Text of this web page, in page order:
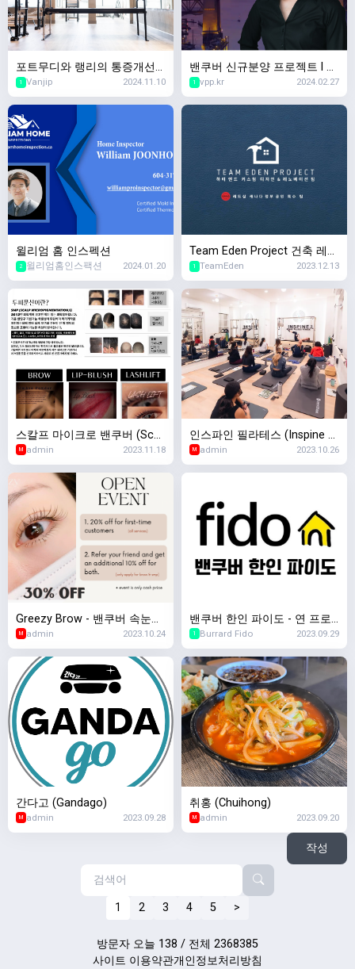
포트무디와 랭리의 통증개선
필라테스 핫스팟 – MK Move
ment Co.로 초대합니다!
1 Vanjip 2024.11.10
밴쿠버 신규분양 프로젝트 l 리
얼터 유니스 리
1 vpp.kr 2024.02.27
윌리엄 홈 인스펙션
2 윌리엄홈인스팩션 2024.01.20
Team Eden Project 건축 레노
베이션 인테리어 디자인
1 TeamEden 2023.12.13
스칼프 마이크로 밴쿠버 (Scal
p Micro Vancouver) - 두피문
신 / 반영구
M admin 2023.11.18
인스파인 필라테스 (Inspine Pi
lates)
M admin 2023.10.26
Greezy Brow - 밴쿠버 속눈썹,
눈썹반영구, 두피문신 전문
M admin 2023.10.24
밴쿠버 한인 파이도 - 연 프로
모션 진행중
1 Burrard Fido 2023.09.29
간다고 (Gandago)
M admin 2023.09.28
취홍 (Chuihong)
M admin 2023.09.20
작성
1 2 3 4 5 >
방문자 오늘 138 / 전체 2368385
사이트 이용약관개인정보처리방침